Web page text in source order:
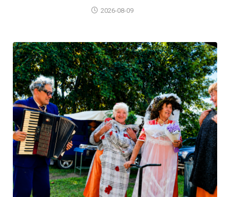
2026-08-09